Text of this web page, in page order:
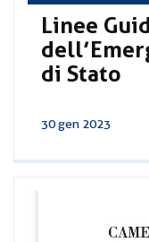
Linee
di Stato
30 gen 2023